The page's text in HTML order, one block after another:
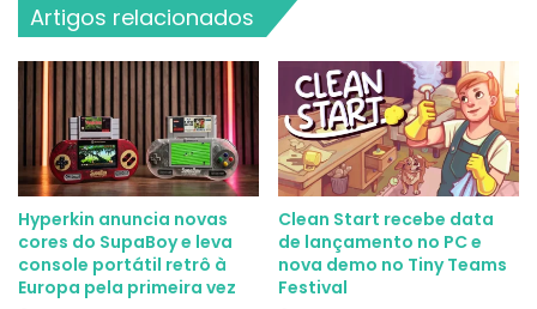
Artigos relacionados
Hyperkin anuncia novas
cores do SupaBoy e leva
console portátil retrô à
Europa pela primeira vez
Clean Start recebe data
de lançamento no PC e
nova demo no Tiny Teams
Festival